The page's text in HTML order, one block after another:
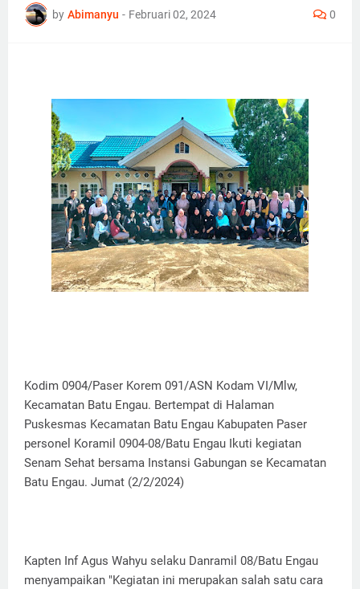
by Abimanyu - Februari 02, 2024 0
Kodim 0904/Paser Korem 091/ASN Kodam VI/Mlw,
Kecamatan Batu Engau. Bertempat di Halaman
Puskesmas Kecamatan Batu Engau Kabupaten Paser
personel Koramil 0904-08/Batu Engau Ikuti kegiatan
Senam Sehat bersama Instansi Gabungan se Kecamatan
Batu Engau. Jumat (2/2/2024)
Kapten Inf Agus Wahyu selaku Danramil 08/Batu Engau
menyampaikan "Kegiatan ini merupakan salah satu cara